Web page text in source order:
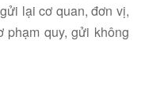
lại cơ quan, đơn vị,
phạm quy, gửi không